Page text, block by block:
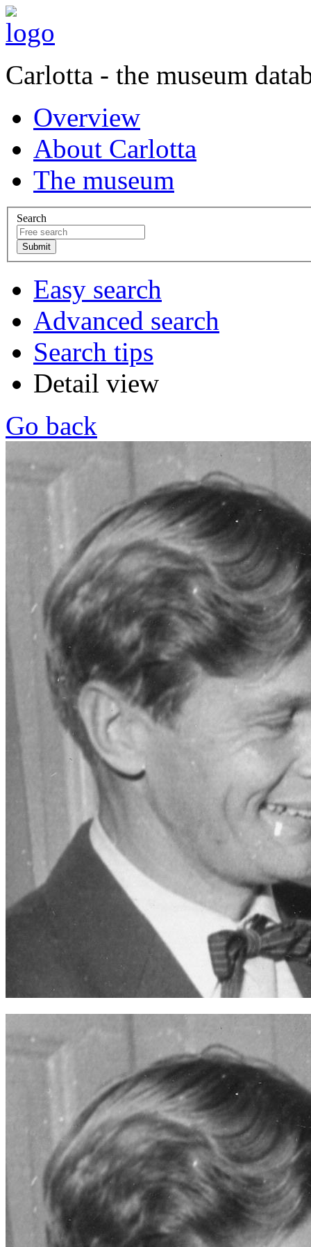
Carlotta - the museum
Overview
About Carlotta
The museum
Search
Easy search
Advanced search
Search tips
Detail view
Go back